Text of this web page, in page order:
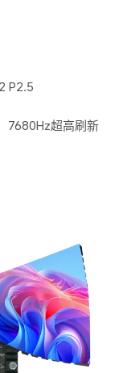
P2.5
7680Hz超高刷新